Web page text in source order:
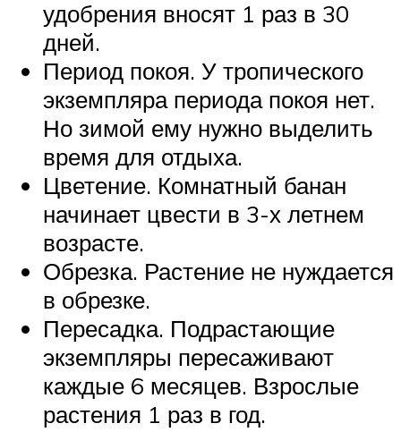
удобрения вносят 1 раз в 30
дней.
Период покоя. У тропического
экземпляра периода покоя нет.
Но зимой ему нужно выделить
время для отдыха.
Цветение. Комнатный банан
начинает цвести в 3-х летнем
возрасте.
Обрезка. Растение не нуждается
в обрезке.
Пересадка. Подрастающие
экземпляры пересаживают
каждые 6 месяцев. Взрослые
растения 1 раз в год.